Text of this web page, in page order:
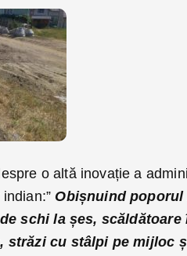
o altă inovație a
Obișnuind poporul
schi la șes, scăldătoare
străzi cu stâlpi pe mijloc